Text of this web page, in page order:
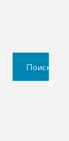
Поиск